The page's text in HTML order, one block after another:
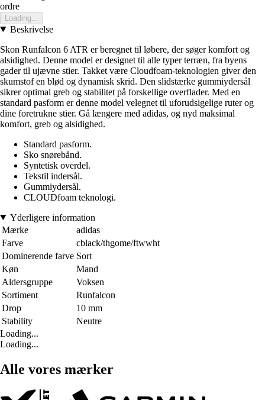
ordre
Loading...
Beskrivelse
Skon Runfalcon 6 ATR er beregnet til løbere, der søger komfort og
alsidighed. Denne model er designet til alle typer terræn, fra byens
gader til ujævne stier. Takket være Cloudfoam-teknologien giver den
skumstof en blød og dynamisk skrid. Den slidstærke gummiydersål
sikrer optimal greb og stabilitet på forskellige overflader. Med en
standard pasform er denne model velegnet til uforudsigelige ruter og
dine foretrukne stier. Gå længere med adidas, og nyd maksimal
komfort, greb og alsidighed.
Standard pasform.
Sko snørebånd.
Syntetisk overdel.
Tekstil indersål.
Gummiydersål.
CLOUDfoam teknologi.
Yderligere information
Mærke
adidas
Farve
cblack/thgome/ftwwht
Dominerende farve Sort
Køn
Mand
Aldersgruppe
Voksen
Sortiment
Runfalcon
Drop
10 mm
Stability
Neutre
Loading...
Loading...
Alle vores mærker